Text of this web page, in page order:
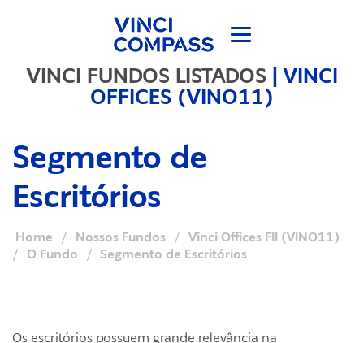
VINCI FUNDOS LISTADOS |VINCI
OFFICES (VINO11)
Segmento de
Escritórios
Home / Nossos Fundos /
Vinci Offices FII (VINO11)
/
O Fundo / Segmento de Escritórios
Os escritórios possuem grande relevância na